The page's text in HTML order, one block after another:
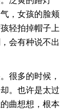
，女孩的脸颊
轻拍掉帽子上
会有种说不出
很多的时候，
。也许是太过
曲想想，根本